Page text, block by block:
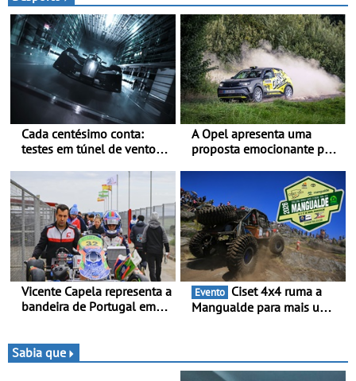
DC horizontal traz mais
conforto para os
motoristas, menos
acidentes nas manobras e
máxima proteção contra
furtos
Cada centésimo conta:
testes em túnel de vento
túnel de vento fornece
dados de alta precisão para
o equilíbrio, a eficiência e a
afinação do veículo
A Opel apresenta uma
proposta emocionante para
Novo automóvel de
competição, um calendário
apelativo e uma equipa
júnior competitiva
Vicente Capela representa a
bandeira de Portugal em
de Beja chega para a 2ª
ronda do Campeonato
Evento
Mangualde para mais um
Sabia que